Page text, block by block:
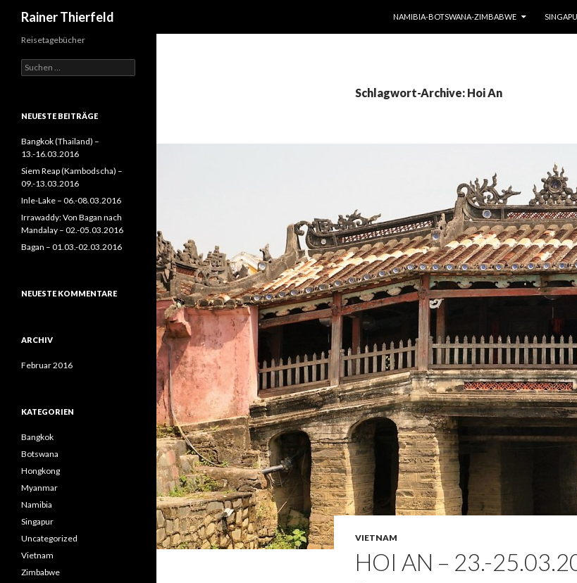
Rainer Thierfeld
NAMIBIA-BOTSWANA-ZIMBABWE
Schlagwort-Archive: Hoi An
VIETNAM
HOI AN – 23.-
Reisetagebücher
Suchen
nach:
NEUESTE BEITRÄGE
Bangkok (Thailand) –
13.-16.03.2016
Siem Reap (Kambodscha) –
09.-13.03.2016
Inle-Lake – 06.-08.03.2016
Irrawaddy: Von Bagan nach
Mandalay – 02.-05.03.2016
Bagan – 01.03.-02.03.2016
NEUESTE KOMMENTARE
ARCHIV
Februar 2016
KATEGORIEN
Bangkok
Botswana
Hongkong
Myanmar
Namibia
Singapur
Uncategorized
Vietnam
Zimbabwe